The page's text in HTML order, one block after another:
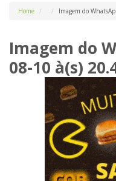
Home Imagem do
Imagem do
08-10 à(s)